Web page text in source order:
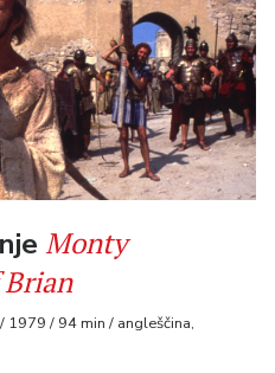
Monty
1979 / 94 min / angleščina,